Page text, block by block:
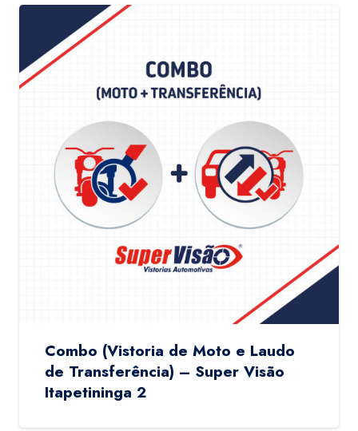
Combo (Vistoria de Moto e Laudo
de Transferência) – Super Visão
Itapetininga 2